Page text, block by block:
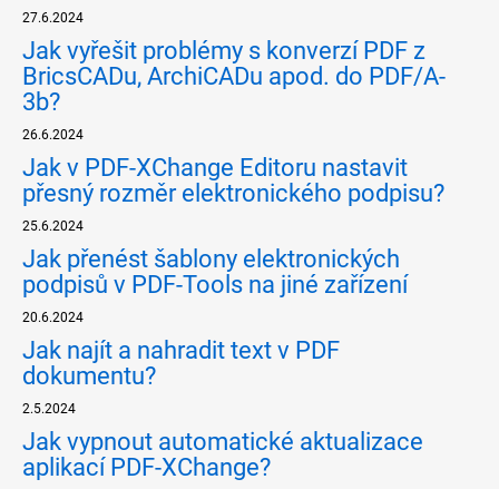
27.6.2024
Jak vyřešit problémy s konverzí PDF z
BricsCADu, ArchiCADu apod. do PDF/A-
3b?
26.6.2024
Jak v PDF-XChange Editoru nastavit
přesný rozměr elektronického podpisu?
25.6.2024
Jak přenést šablony elektronických
podpisů v PDF-Tools na jiné zařízení
20.6.2024
Jak najít a nahradit text v PDF
dokumentu?
2.5.2024
Jak vypnout automatické aktualizace
aplikací PDF-XChange?